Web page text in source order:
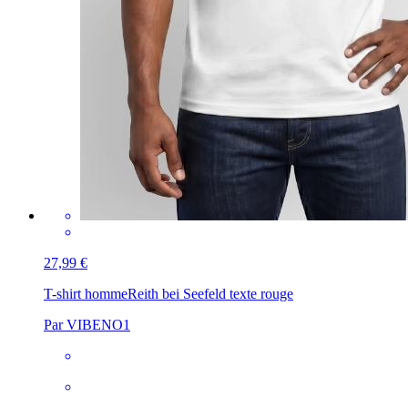
27,99 €
T-shirt hommeReith bei Seefeld texte rouge
Par VIBENO1